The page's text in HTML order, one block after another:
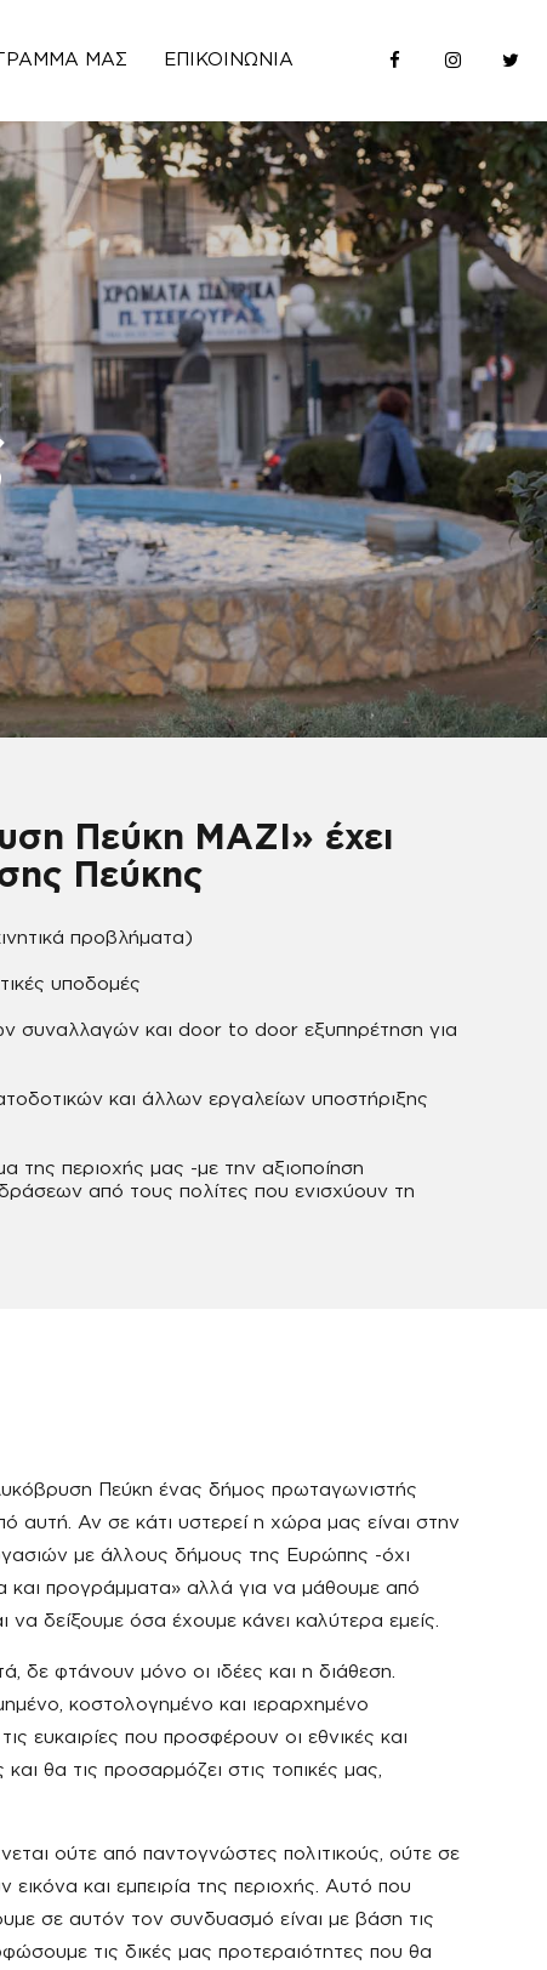
ΜΑΣ ΕΠΙΚΟΙΝΩΝΊΑ
Πεύκη ΜΑΖΙ» έχει
Πεύκης
προβλήματα)
υποδομές
συναλλαγών και door to door εξυπηρέτηση για
και άλλων εργαλείων υποστήριξης
της περιοχής μας -με την αξιοποίηση
από τους πολίτες που ενισχύουν τη
Πεύκη ένας δήμος πρωταγωνιστής
αυτή. Αν σε κάτι υστερεί η χώρα μας είναι στην
με άλλους δήμους της Ευρώπης -όχι
και προγράμματα» αλλά για να μάθουμε από
να δείξουμε όσα έχουμε κάνει καλύτερα εμείς.
δε φτάνουν μόνο οι ιδέες και η διάθεση.
κοστολογημένο και ιεραρχημένο
ευκαιρίες που προσφέρουν οι εθνικές και
θα τις προσαρμόζει στις τοπικές μας,
ούτε από παντογνώστες πολιτικούς, ούτε σε
και εμπειρία της περιοχής. Αυτό που
σε αυτόν τον συνδυασμό είναι με βάση τις
τις δικές μας προτεραιότητες που θα